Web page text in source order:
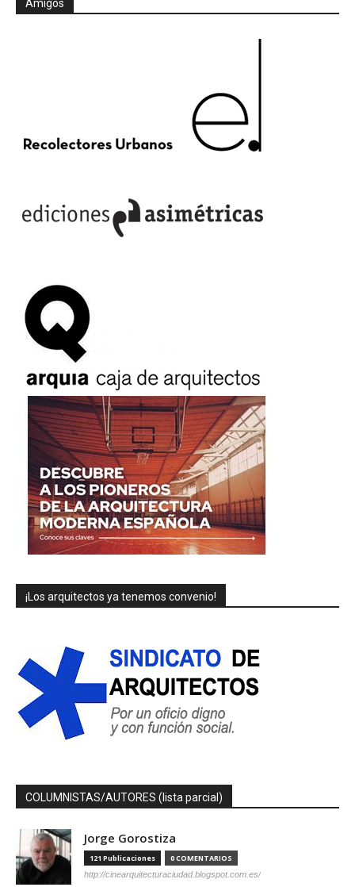
Amigos
¡Los arquitectos ya tenemos convenio!
COLUMNISTAS/AUTORES (lista parcial)
Jorge Gorostiza
121 Publicaciones 0 COMENTARIOS
http://cinearquitecturaciudad.blogspot.com.es/